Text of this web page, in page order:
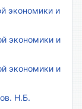
экономики и
экономики и
экономики и
Н.Б.